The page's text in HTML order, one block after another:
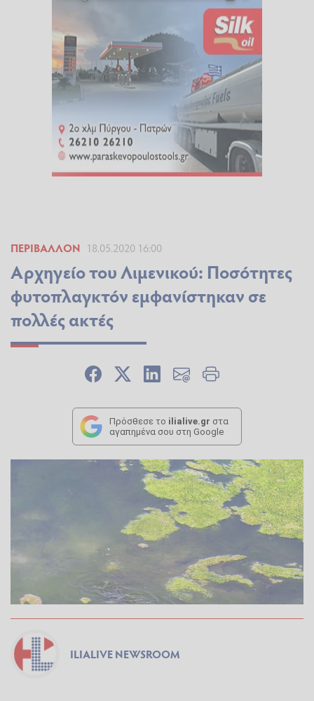
ΠΕΡΙΒΆΛΛΟΝ 18.05.2020 16:00
Αρχηγείο του Λιμενικού: Ποσότητες
φυτοπλαγκτόν εμφανίστηκαν σε
πολλές ακτές
Πρόσθεσε το ilialive.gr στα
αγαπημένα σου στη Google
ILIALIVE NEWSROOM